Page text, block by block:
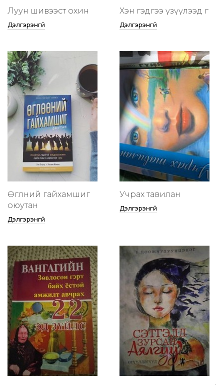
Луун шивээст охин
Дэлгэрэнгүй
Хэн гэдгээ үзүүлээд өг
Дэлгэрэнгүй
Өглөөний гайхамшиг
оюутан
Дэлгэрэнгүй
Учрах тавилан
Дэлгэрэнгүй